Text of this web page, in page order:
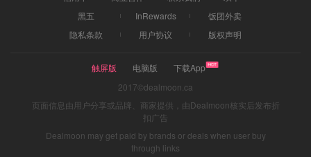
图片来自于Paris 2024，版权属于原作者
黑五
InRewards
饭团外卖
隐私条款
用户协议 版权声明
触屏版 电脑版
下载App
2017©dealmoon.ca
页面信息由用户分享或品牌、商家提供，由Dealmoon核实后发布折
扣广告
Dealmoon may get paid by brands or deals when user buy
through links